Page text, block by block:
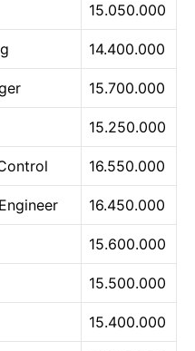
15.050.000
14.400.000
15.700.000
15.250.000
16.550.000
16.450.000
15.600.000
15.500.000
15.400.000